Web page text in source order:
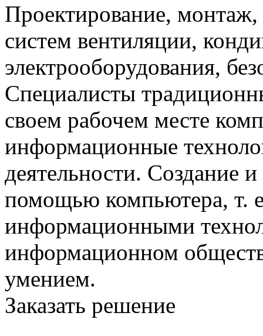
Проектирование,
систем вентиляции,
электрооборудования,
Специалисты
своем рабочем месте
информационные
деятельности. Создание
помощью компьютера, т.
информационными
информационном
умением.
Заказать решение